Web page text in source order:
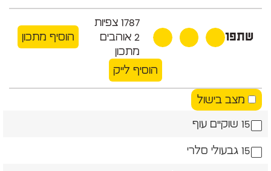
שתפו
1787 צפיות
2 אוהבים
מתכון
הוסיף מתכון
הוסיף לייק
מצב בישול
15 שוקיים עוף
15 גבעולי סלרי